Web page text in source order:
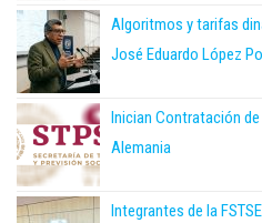
Algoritmos y tarifas
José Eduardo López
Inician Contratación
Alemania
Integrantes de la